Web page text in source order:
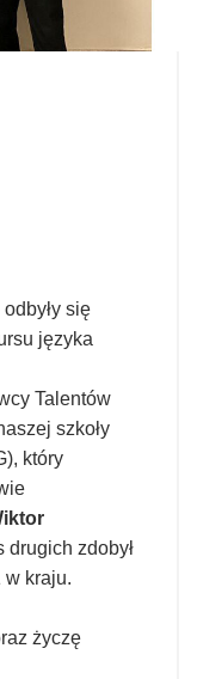
się
języka
Talentów
szkoły
który
drugich zdobył
kraju.
życzę